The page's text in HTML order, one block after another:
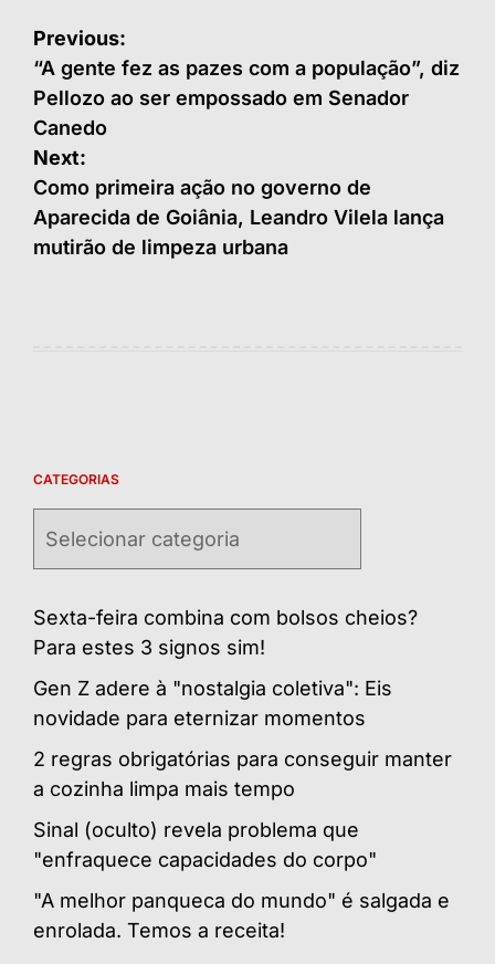
Navegação
de
Post
Previous:
“A gente fez as pazes com a população”, diz
Pellozo ao ser empossado em Senador
Canedo
Next:
Como primeira ação no governo de
Aparecida de Goiânia, Leandro Vilela lança
mutirão de limpeza urbana
CATEGORIAS
Sexta-feira combina com bolsos cheios?
Para estes 3 signos sim!
Gen Z adere à "nostalgia coletiva": Eis
novidade para eternizar momentos
2 regras obrigatórias para conseguir manter
a cozinha limpa mais tempo
Sinal (oculto) revela problema que
"enfraquece capacidades do corpo"
"A melhor panqueca do mundo" é salgada e
enrolada. Temos a receita!